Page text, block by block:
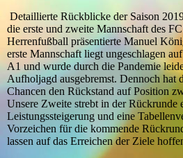
Detaillierte Rückblicke der Saison
die erste und zweite Mannschaft des
Herrenfußball präsentierte Manuel
erste Mannschaft liegt ungeschlagen
A1 und wurde durch die Pandemie
Aufholjagd ausgebremst. Dennoch hat
Chancen den Rückstand auf Position
Unsere Zweite strebt in der Rückrunde
Leistungssteigerung und eine
Vorzeichen für die kommende
lassen auf das Erreichen der Ziele